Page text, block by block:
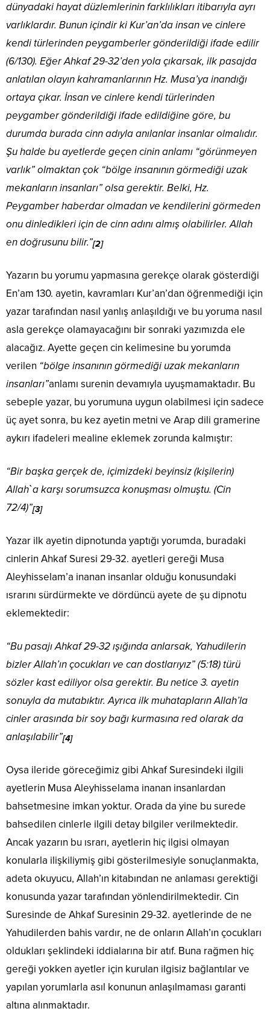
dünyadaki hayat düzlemlerinin farklılıkları itibarıyla ayrı
varlıklardır. Bunun içindir ki Kur’an’da insan ve cinlere
kendi türlerinden peygamberler gönderildiği ifade edilir
(6/130). Eğer Ahkaf 29-32’den yola çıkarsak, ilk pasajda
anlatılan olayın kahramanlarının Hz. Musa’ya inandığı
ortaya çıkar. İnsan ve cinlere kendi türlerinden
peygamber gönderildiği ifade edildiğine göre, bu
durumda burada cinn adıyla anılanlar insanlar olmalıdır.
Şu halde bu ayetlerde geçen cinin anlamı “görünmeyen
varlık” olmaktan çok “bölge insanının görmediği uzak
mekanların insanları” olsa gerektir. Belki, Hz.
Peygamber haberdar olmadan ve kendilerini görmeden
onu dinledikleri için de cinn adını almış olabilirler. Allah
en doğrusunu bilir.”[2]
Yazarın bu yorumu yapmasına gerekçe olarak gösterdiği
En’am 130. ayetin, kavramları Kur’an’dan öğrenmediği için
yazar tarafından nasıl yanlış anlaşıldığı ve bu yoruma nasıl
asla gerekçe olamayacağını bir sonraki yazımızda ele
alacağız. Ayette geçen cin kelimesine bu yorumda
verilen “bölge insanının görmediği uzak mekanların
insanları”anlamı surenin devamıyla uyuşmamaktadır. Bu
sebeple yazar, bu yorumuna uygun olabilmesi için sadece
üç ayet sonra, bu kez ayetin metni ve Arap dili gramerine
aykırı ifadeleri mealine eklemek zorunda kalmıştır:
“Bir başka gerçek de, içimizdeki beyinsiz (kişilerin)
Allah`a karşı sorumsuzca konuşması olmuştu. (Cin
72/4)”[3]
Yazar ilk ayetin dipnotunda yaptığı yorumda, buradaki
cinlerin Ahkaf Suresi 29-32. ayetleri gereği Musa
Aleyhisselam’a inanan insanlar olduğu konusundaki
ısrarını sürdürmekte ve dördüncü ayete de şu dipnotu
eklemektedir:
“Bu pasajı Ahkaf 29-32 ışığında anlarsak, Yahudilerin
bizler Allah’ın çocukları ve can dostlarıyız” (5:18) türü
sözler kast ediliyor olsa gerektir. Bu netice 3. ayetin
sonuyla da mutabıktır. Ayrıca ilk muhatapların Allah’la
cinler arasında bir soy bağı kurmasına red olarak da
anlaşılabilir”[4]
Oysa ileride göreceğimiz gibi Ahkaf Suresindeki ilgili
ayetlerin Musa Aleyhisselama inanan insanlardan
bahsetmesine imkan yoktur. Orada da yine bu surede
bahsedilen cinlerle ilgili detay bilgiler verilmektedir.
Ancak yazarın bu ısrarı, ayetlerin hiç ilgisi olmayan
konularla ilişkiliymiş gibi gösterilmesiyle sonuçlanmakta,
adeta okuyucu, Allah’ın kitabından ne anlaması gerektiği
konusunda yazar tarafından yönlendirilmektedir. Cin
Suresinde de Ahkaf Suresinin 29-32. ayetlerinde de ne
Yahudilerden bahis vardır, ne de onların Allah’ın çocukları
oldukları şeklindeki iddialarına bir atıf. Buna rağmen hiç
gereği yokken ayetler için kurulan ilgisiz bağlantılar ve
yapılan yorumlarla asıl konunun anlaşılmaması garanti
altına alınmaktadır.